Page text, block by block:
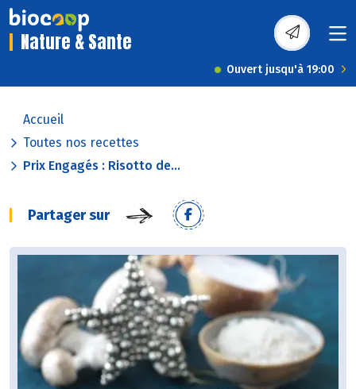
Nature & Sante
Ouvert jusqu'à 19:00
Accueil
Toutes nos recettes
Prix Engagés : Risotto de...
Partager sur